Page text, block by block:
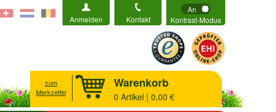
Anmelden Kontakt
An
Kontrast-Modus
zum
Merkzettel
Warenkorb
0 Artikel | 0,00 €